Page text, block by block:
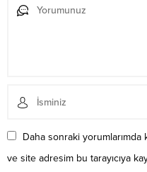
Daha sonraki yorumlarımda
ve site adresim bu tarayıcıya